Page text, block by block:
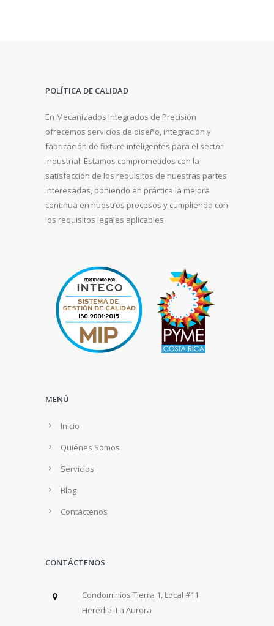
POLÍTICA DE CALIDAD
En Mecanizados Integrados de Precisión
ofrecemos servicios de diseño, integración y
fabricación de fixture inteligentes para el sector
industrial. Estamos comprometidos con la
satisfacción de los requisitos de nuestras partes
interesadas, poniendo en práctica la mejora
continua en nuestros procesos y cumpliendo con
los requisitos legales aplicables
MENÚ
Inicio
Quiénes Somos
Servicios
Blog
Contáctenos
CONTÁCTENOS
Condominios Tierra 1, Local #11
Heredia, La Aurora